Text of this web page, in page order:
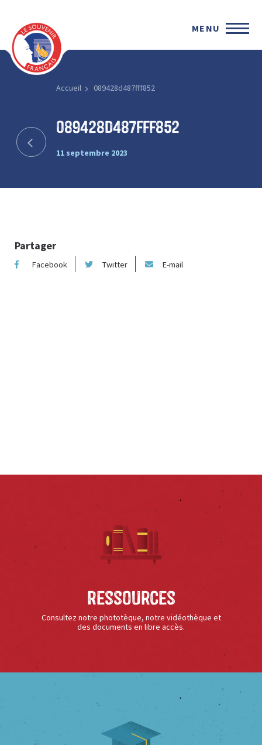
MENU
Accueil 089428d487fff852
089428d487fff852
11 septembre 2023
Partager
Facebook Twitter E-mail
Ressources
Consultez notre phototèque, notre vidéothèque et
des documents en libre accès.